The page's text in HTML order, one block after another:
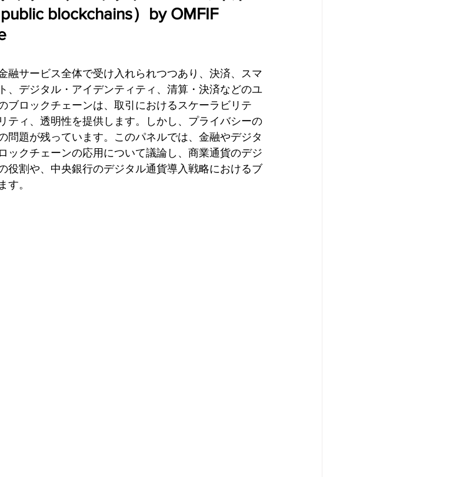
blockchains）by OMFIF
融サービス全体で受け入れられつつあり、決済、スマ
、デジタル・アイデンティティ、清算・決済などのユ
ブロックチェーンは、取引におけるスケーラビリテ
ティ、透明性を提供します。しかし、プライバシーの
問題が残っています。このパネルでは、金融やデジタ
ックチェーンの応用について議論し、商業通貨のデジ
役割や、中央銀行のデジタル通貨導入戦略におけるブ
す。